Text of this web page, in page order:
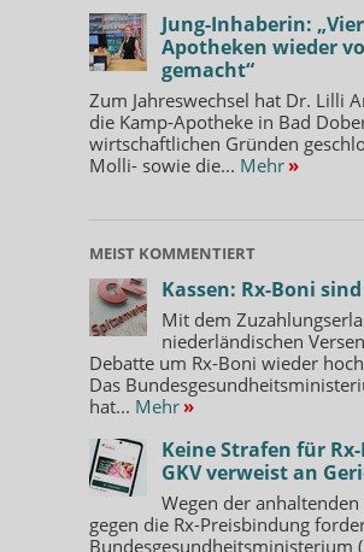
Jung-Inhaberin: „Vier
Apotheken wieder
gemacht“
Zum Jahreswechsel hat Dr. Lilli
die Kamp-Apotheke in Bad
wirtschaftlichen Gründen
Molli- sowie die... Mehr »
MEIST KOMMENTIERT
Kassen: Rx-Boni
Mit dem
niederländischen
Debatte um Rx-Boni wieder
Das
hat... Mehr »
Keine Strafen für
GKV verweist an
Wegen der
gegen die Rx-Preisbindung
Bundesgesundheitsministerium